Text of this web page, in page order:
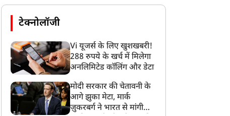
टेक्नोलॉजी
Vi यूजर्स के लिए खुशखबरी!
288 रुपये के खर्च में मिलेगा
अनलिमिटेड कॉलिंग और डेटा
मोदी सरकार की चेतावनी के
आगे झुका मेटा, मार्क
ज़ुकरबर्ग ने भारत से मांगी